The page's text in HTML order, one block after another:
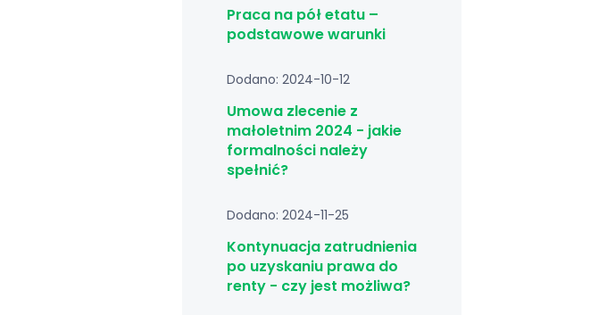
Praca na pół etatu –
podstawowe warunki
Dodano: 2024-10-12
Umowa zlecenie z
małoletnim 2024 - jakie
formalności należy
spełnić?
Dodano: 2024-11-25
Kontynuacja zatrudnienia
po uzyskaniu prawa do
renty - czy jest możliwa?